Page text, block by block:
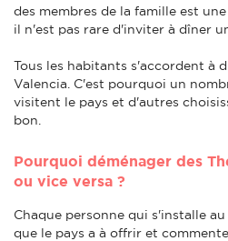
des membres de la famille est
il n'est pas rare d'inviter à dîner
Tous les habitants s'accordent à
Valencia. C'est pourquoi un
visitent le pays et d'autres
bon.
Pourquoi déménager des
ou vice versa ?
Chaque personne qui s'installe
que le pays a à offrir et